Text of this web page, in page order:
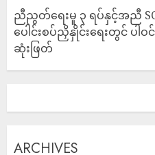
ညီညွတ်ရေးမူ ၃ ရပ်နှင့်အညီ
ပေါင်းစပ်ညှိနှိုင်းရေးတွင် ပါဝ
ဆုံးဖြတ်
ARCHIVES